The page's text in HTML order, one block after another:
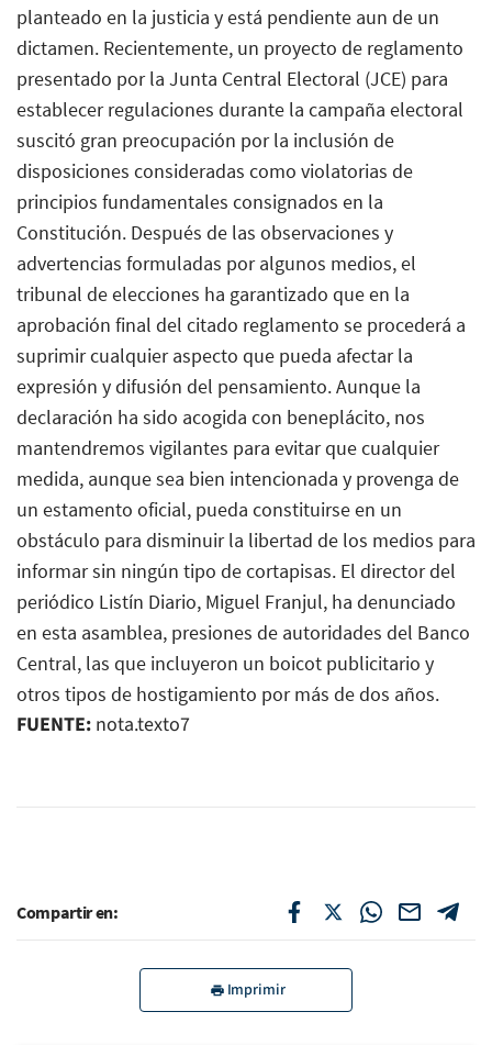
planteado en la justicia y está pendiente aun de un
dictamen. Recientemente, un proyecto de reglamento
presentado por la Junta Central Electoral (JCE) para
establecer regulaciones durante la campaña electoral
suscitó gran preocupación por la inclusión de
disposiciones consideradas como violatorias de
principios fundamentales consignados en la
Constitución. Después de las observaciones y
advertencias formuladas por algunos medios, el
tribunal de elecciones ha garantizado que en la
aprobación final del citado reglamento se procederá a
suprimir cualquier aspecto que pueda afectar la
expresión y difusión del pensamiento. Aunque la
declaración ha sido acogida con beneplácito, nos
mantendremos vigilantes para evitar que cualquier
medida, aunque sea bien intencionada y provenga de
un estamento oficial, pueda constituirse en un
obstáculo para disminuir la libertad de los medios para
informar sin ningún tipo de cortapisas. El director del
periódico Listín Diario, Miguel Franjul, ha denunciado
en esta asamblea, presiones de autoridades del Banco
Central, las que incluyeron un boicot publicitario y
otros tipos de hostigamiento por más de dos años.
FUENTE: nota.texto7
Compartir en:
Imprimir